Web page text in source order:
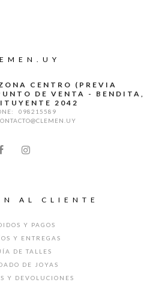
CENTRO (PREVIA
DE VENTA - BENDITA,
2042
098215589
AL CLIENTE
Y PAGOS
Y ENTREGAS
DE TALLES
DE JOYAS
Y DEVOLUCIONES